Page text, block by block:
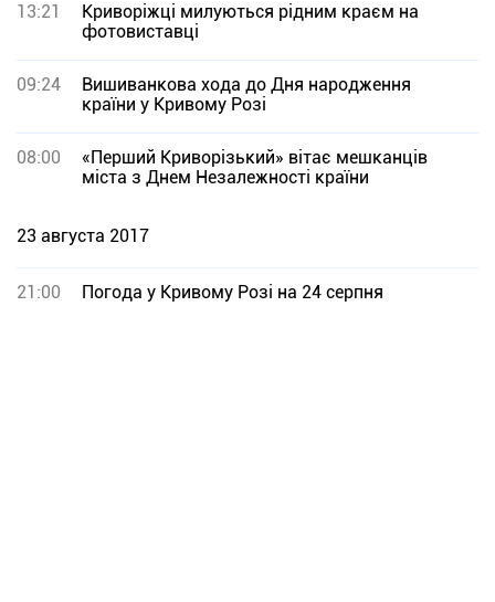
13:21
Криворіжці милуються рідним краєм на
фотовиставці
09:24
Вишиванкова хода до Дня народження
країни у Кривому Розі
08:00
«Перший Криворізький» вітає мешканців
міста з Днем Незалежності країни
23 августа 2017
21:00 Погода у Кривому Розі на 24 серпня